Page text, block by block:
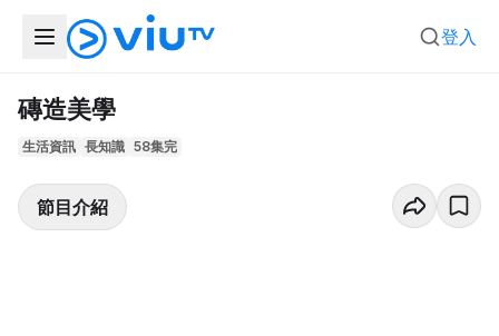
登入
磚造美學
生活資訊 長知識 58集完
節目介紹